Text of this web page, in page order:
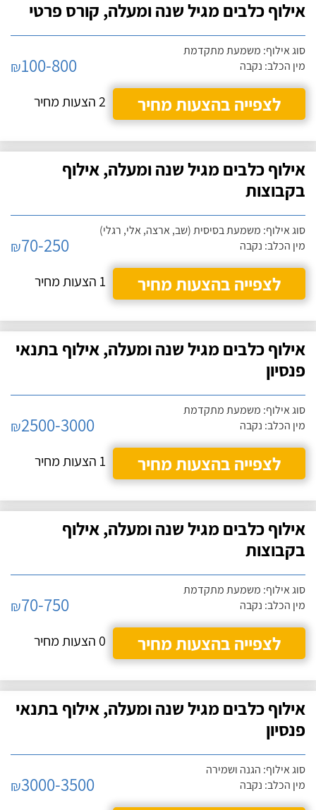
אילוף כלבים מגיל שנה ומעלה, קורס פרטי
סוג אילוף: משמעת מתקדמת
מין הכלב: נקבה
₪100-800
לצפייה בהצעות מחיר
2 הצעות מחיר
אילוף כלבים מגיל שנה ומעלה, אילוף
בקבוצות
סוג אילוף: משמעת בסיסית (שב, ארצה, אלי, רגלי)
מין הכלב: נקבה
₪70-250
לצפייה בהצעות מחיר
1 הצעות מחיר
אילוף כלבים מגיל שנה ומעלה, אילוף בתנאי
פנסיון
סוג אילוף: משמעת מתקדמת
מין הכלב: נקבה
₪2500-3000
לצפייה בהצעות מחיר
1 הצעות מחיר
אילוף כלבים מגיל שנה ומעלה, אילוף
בקבוצות
סוג אילוף: משמעת מתקדמת
מין הכלב: נקבה
₪70-750
לצפייה בהצעות מחיר
0 הצעות מחיר
אילוף כלבים מגיל שנה ומעלה, אילוף בתנאי
פנסיון
סוג אילוף: הגנה ושמירה
מין הכלב: נקבה
₪3000-3500